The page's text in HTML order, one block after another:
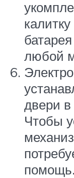
любой
двери
Чтобы
помощь.